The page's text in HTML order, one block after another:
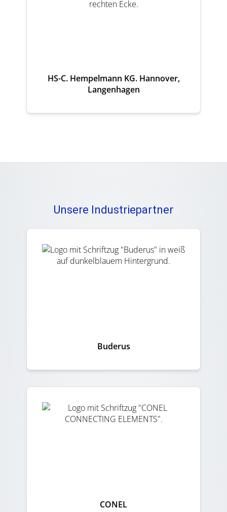
HS-C. Hempelmann KG. Hannover,
Langenhagen
Unsere Industriepartner
Buderus
CONEL